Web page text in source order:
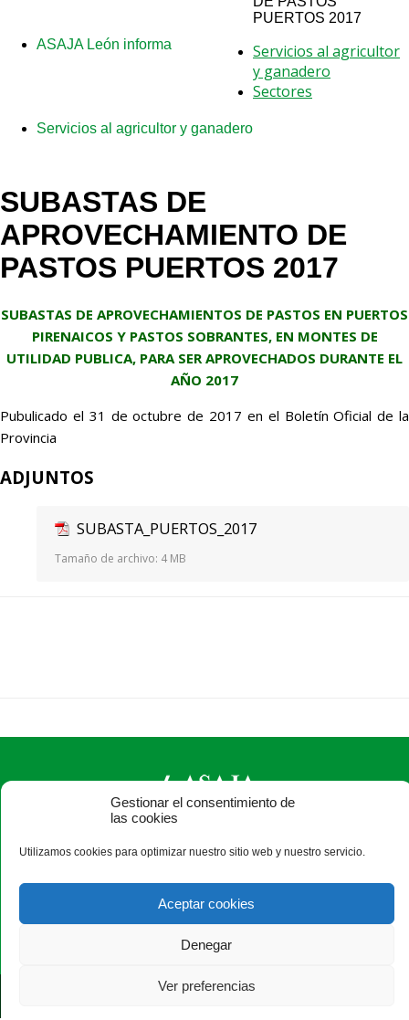
Gestionar el consentimiento de
las cookies
Utilizamos cookies para optimizar nuestro sitio web y nuestro servicio.
Aceptar cookies
Denegar
Ver preferencias
ASAJA León informa
Servicios al agricultor y ganadero
PUERTOS 2017
Servicios al agricultor
y ganadero
Sectores
SUBASTAS DE
APROVECHAMIENTO DE
PASTOS PUERTOS 2017
SUBASTAS DE APROVECHAMIENTOS DE PASTOS EN PUERTOS
PIRENAICOS Y PASTOS SOBRANTES, EN MONTES DE
UTILIDAD PUBLICA, PARA SER APROVECHADOS DURANTE EL
AÑO 2017
Pubulicado el 31 de octubre de 2017 en el Boletín Oficial de la
Provincia
ADJUNTOS
SUBASTA_PUERTOS_2017
Tamaño de archivo: 4 MB
ASAJA León - Jóvenes Agricultores
987 24 52 31 · Fax: +34 987 87 60 12 ·
© Aviso Legal | Xolido